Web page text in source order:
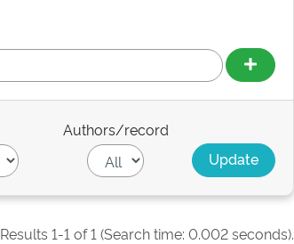
Authors/record
Results 1-1 of 1 (Search time: 0.002 seconds).